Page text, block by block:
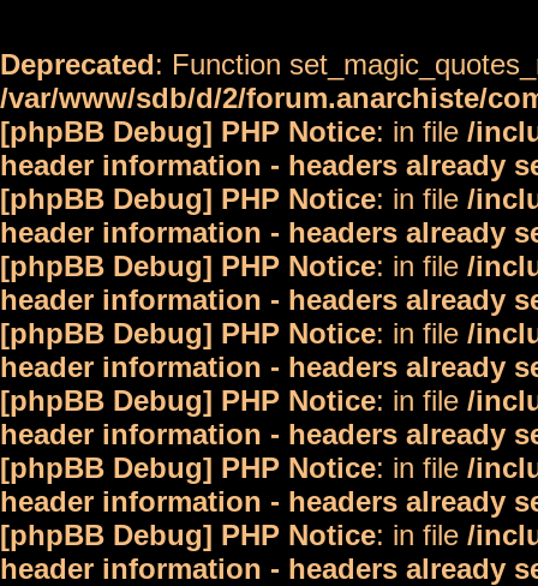
Deprecated: Function
/var/www/sdb/d/2/forum.anarchiste/
[phpBB Debug] PHP Notice: in file /
header information - headers already
[phpBB Debug] PHP Notice: in file /
header information - headers already
[phpBB Debug] PHP Notice: in file /
header information - headers already
[phpBB Debug] PHP Notice: in file /
header information - headers already
[phpBB Debug] PHP Notice: in file /
header information - headers already
[phpBB Debug] PHP Notice: in file /
header information - headers already
[phpBB Debug] PHP Notice: in file /
header information - headers already